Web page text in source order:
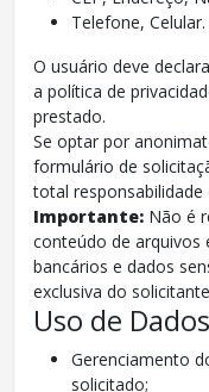
Telefone, Celular.
O usuário deve
a política de
prestado.
Se optar por
formulário de
total responsabilidade
Importante: Não é
conteúdo de arquivos
bancários e dados
exclusiva do
Uso de Dados
Gerenciamento
solicitado;